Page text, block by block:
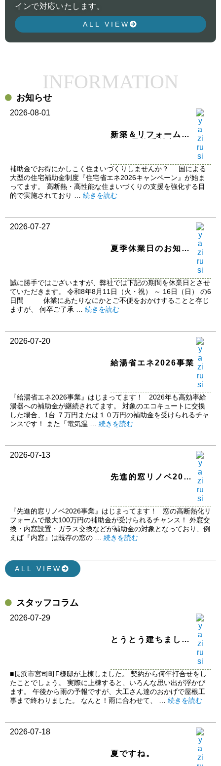
インで対応いたします。
ALL VIEW
INFORMATION
お知らせ
2026-08-01
新築＆リフォーム相
補助金でお得にかしこく住まいづくりしませんか？ 国による
大型の住宅補助金制度『住宅省エネ2026キャンペーン』が始ま
ってます。 高断熱・高性能な住まいづくりの支援を強化する目
的で実施されており … 続きを読む
2026-07-27
夏季休業日のお知ら
誠に勝手ではございますが、弊社では下記の期間を休業日とさせ
ていただきます。 令和8年8月11日（火・祝） ～ 16日（日） の6
日間 休業にあたりなにかとご不便をおかけすることと存じ
ますが、 何卒ご了承 … 続きを読む
2026-07-20
給湯省エネ2026事業
『給湯省エネ2026事業』はじまってます！ 2026年も高効率給
湯器への補助金が継続されてます。 対象のエコキュートに交換
した場合、1台 ７万円または１０万円の補助金を受けられるチャ
ンスです！ また「電気温 … 続きを読む
2026-07-13
先進的窓リノベ2026
『先進的窓リノベ2026事業』はじまってます！ 窓の高断熱化リ
フォームで最大100万円の補助金が受けられるチャンス！ 外窓交
換・内窓設置・ガラス交換などが補助金の対象となっており、例
えば『内窓』は既存の窓の … 続きを読む
ALL VIEW
スタッフコラム
2026-07-29
とうとう建ちました
■長浜市宮司町F様邸が上棟しました。 契約から何年打合せをし
たことでしょう。 実際に上棟すると、いろんな思い出が浮かび
ます。 午後から雨の予報ですが、大工さん達のおかげで屋根工
事まで終わりました。 なんと！雨に合わせて、 … 続きを読む
2026-07-18
夏ですね。